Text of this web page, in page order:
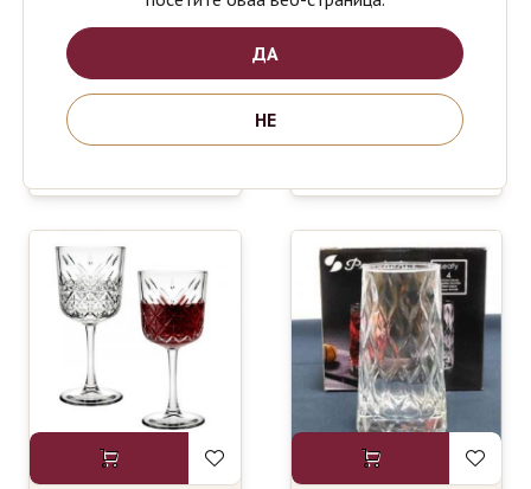
PASABAHCE
SIDERA
WINE
CHAMPAGNE
749ден
PASABAHCE
COCTAIL
749ден
ДА
НЕ